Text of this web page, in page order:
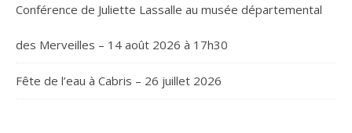
Conférence de Juliette Lassalle au musée départemental
des Merveilles – 14 août 2026 à 17h30
Fête de l’eau à Cabris – 26 juillet 2026